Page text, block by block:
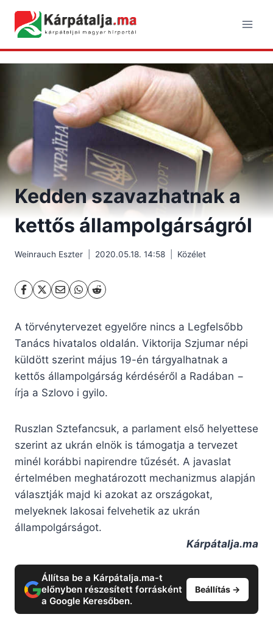
content
Kedden szavazhatnak a
kettős állampolgárságról
Weinrauch Eszter 2020.05.18. 14:58 Közélet
A törvénytervezet egyelőre nincs a Legfelsőbb
Tanács hivatalos oldalán. Viktorija Szjumar népi
küldött szerint május 19-én tárgyalhatnak a
kettős állampolgárság kérdéséről a Radában −
írja a Szlovo i gyilo.
Ruszlan Sztefancsuk, a parlament első helyettese
szerint az ukrán elnök is támogatja a tervezet
minél korábbi napirendre tűzését. A javaslat
értelmében meghatározott mechanizmus alapján
választják majd ki azokat az országokat,
melyeknek lakosai felvehetik az ukrán
állampolgárságot.
Kárpátalja.ma
Állítsa be a Kárpátalja.ma-t
előnyben részesített forrásként
a Google Keresőben.
Beállítás →